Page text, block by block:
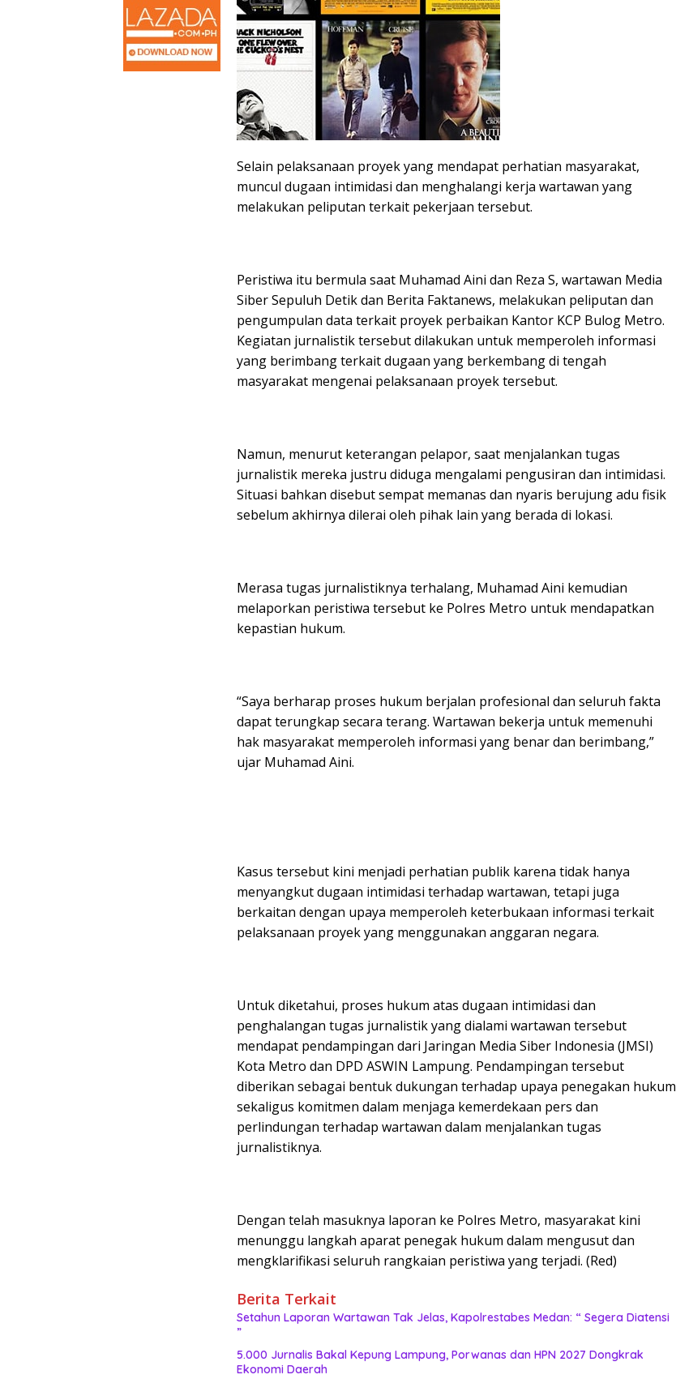
Selain pelaksanaan proyek yang mendapat perhatian masyarakat,
muncul dugaan intimidasi dan menghalangi kerja wartawan yang
melakukan peliputan terkait pekerjaan tersebut.
Peristiwa itu bermula saat Muhamad Aini dan Reza S, wartawan Media
Siber Sepuluh Detik dan Berita Faktanews, melakukan peliputan dan
pengumpulan data terkait proyek perbaikan Kantor KCP Bulog Metro.
Kegiatan jurnalistik tersebut dilakukan untuk memperoleh informasi
yang berimbang terkait dugaan yang berkembang di tengah
masyarakat mengenai pelaksanaan proyek tersebut.
Namun, menurut keterangan pelapor, saat menjalankan tugas
jurnalistik mereka justru diduga mengalami pengusiran dan intimidasi.
Situasi bahkan disebut sempat memanas dan nyaris berujung adu fisik
sebelum akhirnya dilerai oleh pihak lain yang berada di lokasi.
Merasa tugas jurnalistiknya terhalang, Muhamad Aini kemudian
melaporkan peristiwa tersebut ke Polres Metro untuk mendapatkan
kepastian hukum.
“Saya berharap proses hukum berjalan profesional dan seluruh fakta
dapat terungkap secara terang. Wartawan bekerja untuk memenuhi
hak masyarakat memperoleh informasi yang benar dan berimbang,”
ujar Muhamad Aini.
Kasus tersebut kini menjadi perhatian publik karena tidak hanya
menyangkut dugaan intimidasi terhadap wartawan, tetapi juga
berkaitan dengan upaya memperoleh keterbukaan informasi terkait
pelaksanaan proyek yang menggunakan anggaran negara.
Untuk diketahui, proses hukum atas dugaan intimidasi dan
penghalangan tugas jurnalistik yang dialami wartawan tersebut
mendapat pendampingan dari Jaringan Media Siber Indonesia (JMSI)
Kota Metro dan DPD ASWIN Lampung. Pendampingan tersebut
diberikan sebagai bentuk dukungan terhadap upaya penegakan hukum
sekaligus komitmen dalam menjaga kemerdekaan pers dan
perlindungan terhadap wartawan dalam menjalankan tugas
jurnalistiknya.
Dengan telah masuknya laporan ke Polres Metro, masyarakat kini
menunggu langkah aparat penegak hukum dalam mengusut dan
mengklarifikasi seluruh rangkaian peristiwa yang terjadi. (Red)
Berita Terkait
Setahun Laporan Wartawan Tak Jelas, Kapolrestabes Medan: “ Segera Diatensi
”
5.000 Jurnalis Bakal Kepung Lampung, Porwanas dan HPN 2027 Dongkrak
Ekonomi Daerah